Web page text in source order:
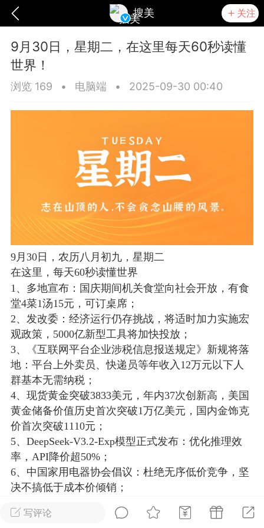
搜美 关注
爆汗熊 卡卡动能素 无创溶斑术
美业357 芯诗妍
每次200金币 点击购买
师 小熊水光
爆汗熊
脂
卡卡动能素
皇斯普拉雅
建术
DRYY面膜 微晶溶斑术
爆款平台 Lv.8 靓号
加盟商
26 23:18
电脑端 美业资讯
闪充小白罐
本/双效闪充，养出紧致小白脸！一、项
充小白罐 = 闪充大白肌（仪器）× 草本
产品）×极光嫩肤啫喱（产品）这是一套
护...写评论
9月30日，星期二，在这里每天60秒读懂
世界！
浏览 169 • 电脑端 • 2025-09-30 00:40
9月30日，农历八月初九，星期二
在这里，每天60秒读懂世界
1、多地宣布：国庆期间机关食堂向社会开放，有食
堂4菜1汤15元，可订桌席；
2、发改委：经济运行仍存挑战，将适时加力实施宏
观政策，5000亿新型工具将加快投放；
3、《互联网平台企业涉税信息报送规定》新规将落
地：平台上外卖员、快递员等年收入12万元以下人
群基本无需纳税；
4、现货黄金突破3833美元，年内37次创新高，美国
黄金储备价值历史首次突破1万亿美元，国内金饰克
价首次突破1110元；
5、DeepSeek-V3.2-Exp模型正式发布：优化推理效
率，API降价超50%；
6、中国家用电器协会倡议：杜绝无序低价竞争，坚
决不搞低于成本价倾销；
7、湖南两名15岁少女失联10日，最后定位是越南，
家人最新回应：两人在越南被警方成功拦截，目前